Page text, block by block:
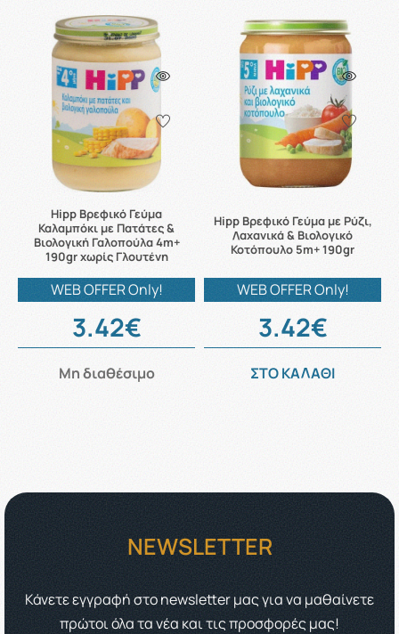
Hipp Βρεφικό Γεύμα
Καλαμπόκι με Πατάτες &
Βιολογική Γαλοπούλα 4m+
190gr χωρίς Γλουτένη
WEB OFFER Only!
3.42€
Μη διαθέσιμο
Hipp Βρεφικό Γεύμα με Ρύζι,
Λαχανικά & Βιολογικό
Κοτόπουλο 5m+ 190gr
WEB OFFER Only!
3.42€
ΣΤΟ ΚΑΛΑΘΙ
NEWSLETTER
Κάνετε εγγραφή στο newsletter μας για να μαθαίνετε
πρώτοι όλα τα νέα και τις προσφορές μας!